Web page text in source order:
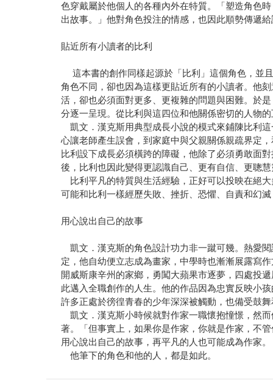
色穿戴屬於他個人的各種內外在特質。「塑造角色
出故事。」他對角色投注的情感，也因此順勢傳遞
貼近所有小讀者的比利
這本書的創作同樣起源於「比利」這個角色，並
角色不同，卻也因為這樣更貼近所有的小讀者。他
活，卻也必須面對更多、更複雜的問題與困難。於
分逐一呈現。從比利與這四位和他關係密切的人物
凱文．漢克斯用典型成長小說的模式來鋪陳比利
心讓老師產生誤會，到家庭中與父親關係親疏界定
比利設下成長必須橫跨的障礙，他除了必須勇敢面
後，比利也因此變得更認識自己、更有自信、更聰
比利平凡的特質與生活經驗，正好可以投映在絕
可能和比利一樣經歷失敗、挫折、恐懼、自責和幻
用心說出自己的故事
凱文．漢克斯的角色設計功力非一蹴可幾。熱愛
定，他自幼便立志成為畫家，中學時也漸漸展露寫
開威斯康辛州的家鄉，勇闖大蘋果市逐夢，四處投
此邁入全職創作的人生。他的作品因為忠實反映小
許多正處於徬徨青春的少年深深被觸動，也備受鼓
凱文．漢克斯小時候就對作家一職懷抱憧憬，然
著。「但事實上，如果你是作家，你就是作家，不
用心說出自己的故事，再平凡的人也可能成為作家。
他筆下的角色和他的人，都是如此。